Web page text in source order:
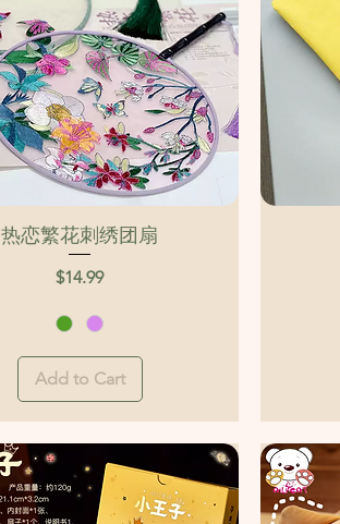
Quick View
热恋繁花刺绣团扇
Price
$14.99
Add to Cart